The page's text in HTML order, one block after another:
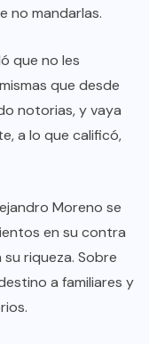
no mandarlas.
que no les
que desde
notorias, y vaya
a lo que calificó,
Moreno se
en su contra
riqueza. Sobre
a familiares y